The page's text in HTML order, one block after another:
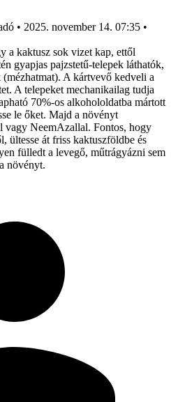
• 2025. november 14. 07:35 •
a kaktusz sok vizet kap, ettől
gyapjas pajzstetű-telepek láthatók,
A kártvevő kedveli a
A telepeket mechanikailag tudja
70%-os alkohololdatba mártott
le őket. Majd a növényt
vagy NeemAzallal. Fontos, hogy
ültesse át friss kaktuszföldbe és
fülledt a levegő, műtrágyázni sem
növényt.